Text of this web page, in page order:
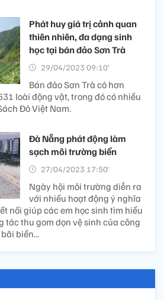
Phát huy giá trị cảnh quan
thiên nhiên, đa dạng sinh
học tại bán đảo Sơn Trà
29/04/2023 09:10’
Bán đảo Sơn Trà có hơn
loài động vật, trong đó có nhiều
Đỏ Việt Nam.
Đà Nẵng phát động làm
sạch môi trường biển
27/04/2023 17:50’
Ngày hội môi trường diễn ra
với nhiều hoạt động ý nghĩa
nối giúp các em học sinh tìm hiểu
tác thu gom dọn vệ sinh của công
biển...